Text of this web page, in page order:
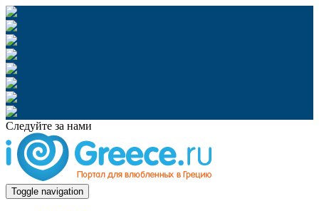
Следуйте за нами
Toggle navigation